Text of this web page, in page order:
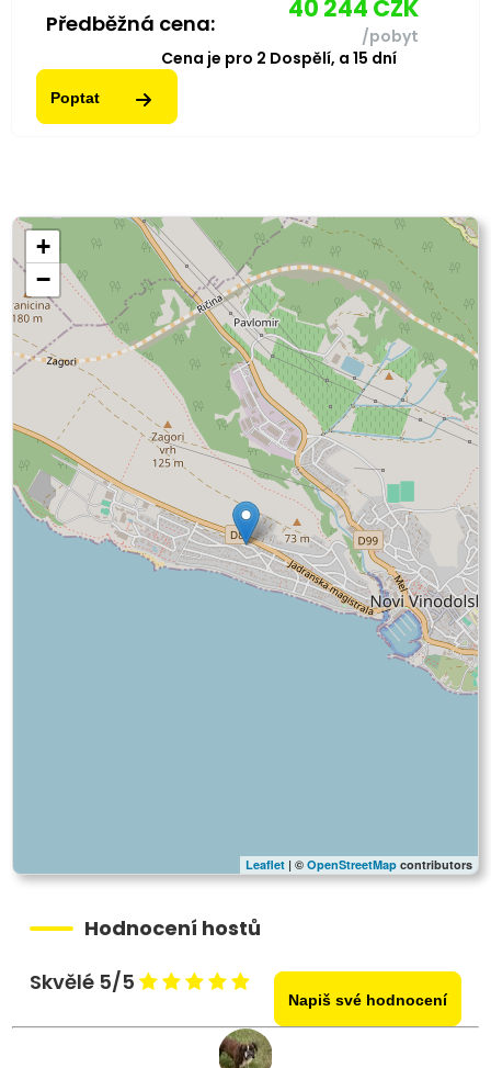
Předběžná cena: 40 244 CZK
/pobyt
Cena je pro 2 Dospělí, a 15 dní
Poptat
+
−
Leaflet | ©OpenStreetMap contributors
Hodnocení hostů
Skvělé 5/5
Napiš své hodnocení